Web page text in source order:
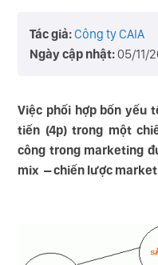
Tác giả: Công ty CAIA
Ngày cập nhật:05/11/
Việc phối hợp bốn yếu
tiến (4p) trong một
công trong marketing
mix – chiến lược